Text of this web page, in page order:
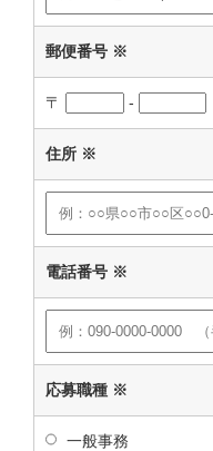
郵便番号 ※
〒 -
住所 ※
電話番号 ※
応募職種 ※
一般事務